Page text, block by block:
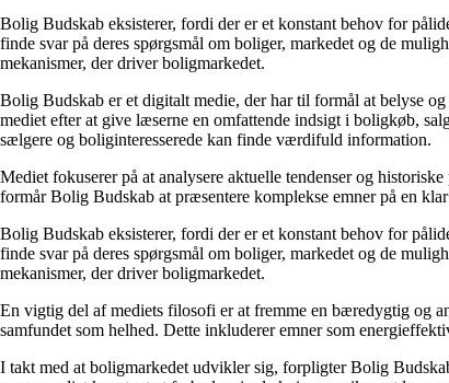
Bolig Budskab eksisterer, fordi der er et konstant behov for
finde svar på deres spørgsmål om boliger, markedet og de
mekanismer, der driver boligmarkedet.
Bolig Budskab er et digitalt medie, der har til formål at belyse
mediet efter at give læserne en omfattende indsigt i boligkøb,
sælgere og boliginteresserede kan finde værdifuld information.
Mediet fokuserer på at analysere aktuelle tendenser og
formår Bolig Budskab at præsentere komplekse emner på en
Bolig Budskab eksisterer, fordi der er et konstant behov for
finde svar på deres spørgsmål om boliger, markedet og de
mekanismer, der driver boligmarkedet.
En vigtig del af mediets filosofi er at fremme en bæredygtig og
samfundet som helhed. Dette inkluderer emner som
I takt med at boligmarkedet udvikler sig, forpligter Bolig